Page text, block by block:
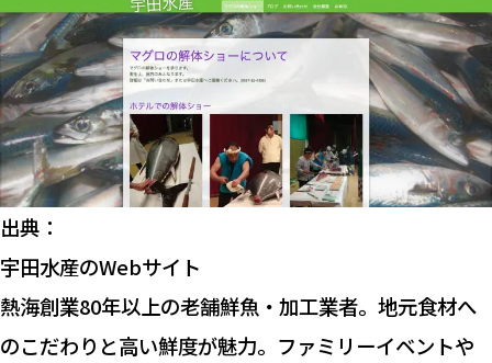
出典：
宇田水産のWebサイト
熱海創業80年以上の老舗鮮魚・加工業者。地元食材へ
のこだわりと高い鮮度が魅力。ファミリーイベントや